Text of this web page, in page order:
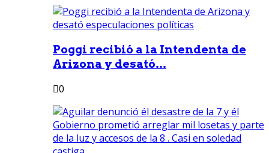
Poggi recibió a la Intendenta de
Arizona y desató...
0